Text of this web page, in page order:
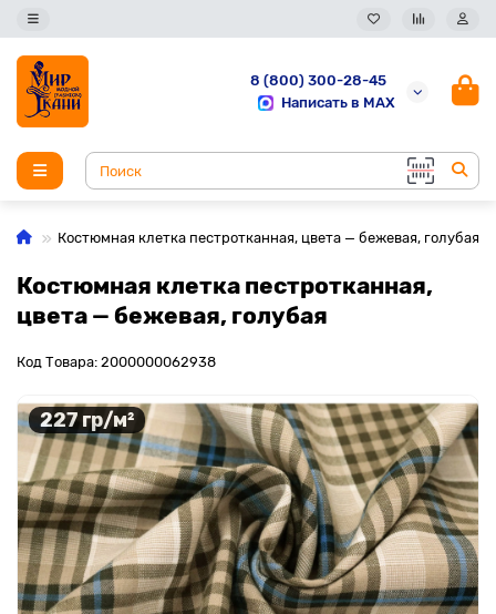
8 (800) 300-28-45
Написать в MAX
Костюмная клетка пестротканная, цвета — бежевая, голубая
Костюмная клетка пестротканная,
цвета — бежевая, голубая
Код Товара: 2000000062938
227 гр/м²